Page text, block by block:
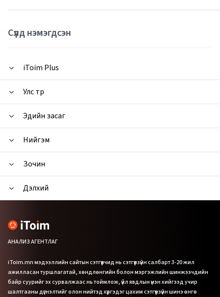
Сүүлд нэмэгдсэн
iToim Plus
Улс төр
Эдийн засаг
Нийгэм
Зочин
Дэлхий
АНАЛИЗ АГЕНТЛАГ
iToim.mn мэдээллийн сайтын сэтгүүлчид нь сэтгүүлзүйн салбарт 3-20 жил
ажилласан туршлагатай, хөндлөнгийн болон мэргэжлийн шинжээчдийн
байр суурийг эх сурвалжаас нь тоймлож, үйл явдлын үнэн хийгээд учир
шалтгааны дүгнэлтийг олон нийтэд хүргэдэг цахим сэтгүүлзүйн шинэ өнгө